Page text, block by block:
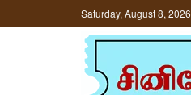
Saturday, August 8, 2026